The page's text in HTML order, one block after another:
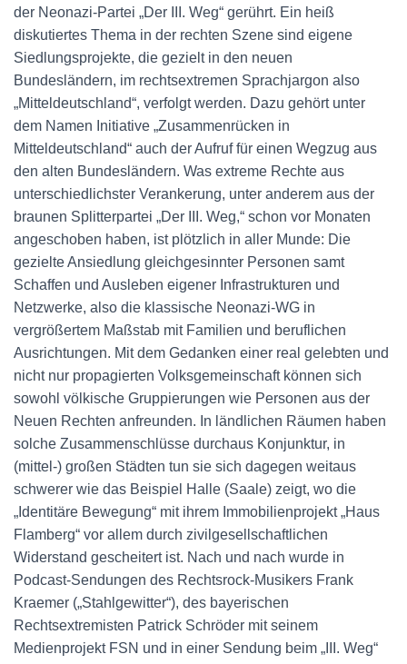
der Neonazi-Partei „Der III. Weg“ gerührt. Ein heiß
diskutiertes Thema in der rechten Szene sind eigene
Siedlungsprojekte, die gezielt in den neuen
Bundesländern, im rechtsextremen Sprachjargon also
„Mitteldeutschland“, verfolgt werden. Dazu gehört unter
dem Namen Initiative „Zusammenrücken in
Mitteldeutschland“ auch der Aufruf für einen Wegzug aus
den alten Bundesländern. Was extreme Rechte aus
unterschiedlichster Verankerung, unter anderem aus der
braunen Splitterpartei „Der III. Weg,“ schon vor Monaten
angeschoben haben, ist plötzlich in aller Munde: Die
gezielte Ansiedlung gleichgesinnter Personen samt
Schaffen und Ausleben eigener Infrastrukturen und
Netzwerke, also die klassische Neonazi-WG in
vergrößertem Maßstab mit Familien und beruflichen
Ausrichtungen. Mit dem Gedanken einer real gelebten und
nicht nur propagierten Volksgemeinschaft können sich
sowohl völkische Gruppierungen wie Personen aus der
Neuen Rechten anfreunden. In ländlichen Räumen haben
solche Zusammenschlüsse durchaus Konjunktur, in
(mittel-) großen Städten tun sie sich dagegen weitaus
schwerer wie das Beispiel Halle (Saale) zeigt, wo die
„Identitäre Bewegung“ mit ihrem Immobilienprojekt „Haus
Flamberg“ vor allem durch zivilgesellschaftlichen
Widerstand gescheitert ist. Nach und nach wurde in
Podcast-Sendungen des Rechtsrock-Musikers Frank
Kraemer („Stahlgewitter“), des bayerischen
Rechtsextremisten Patrick Schröder mit seinem
Medienprojekt FSN und in einer Sendung beim „III. Weg“